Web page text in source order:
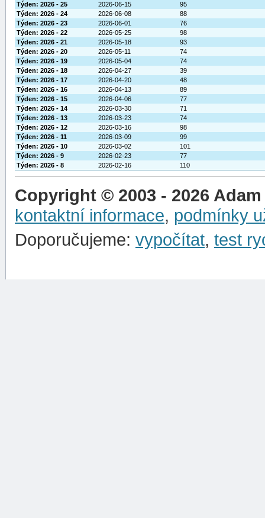
Týden: 2026 - 25
2026-06-15
95
Týden: 2026 - 24
2026-06-08
88
Týden: 2026 - 23
2026-06-01
76
Týden: 2026 - 22
2026-05-25
98
Týden: 2026 - 21
2026-05-18
93
Týden: 2026 - 20
2026-05-11
74
Týden: 2026 - 19
2026-05-04
74
Týden: 2026 - 18
2026-04-27
39
Týden: 2026 - 17
2026-04-20
48
Týden: 2026 - 16
2026-04-13
89
Týden: 2026 - 15
2026-04-06
77
Týden: 2026 - 14
2026-03-30
71
Týden: 2026 - 13
2026-03-23
74
Týden: 2026 - 12
2026-03-16
98
Týden: 2026 - 11
2026-03-09
99
Týden: 2026 - 10
2026-03-02
101
Týden: 2026 - 9
2026-02-23
77
Týden: 2026 - 8
2026-02-16 110
Copyright © 2003 - 2026
kontaktní informace, podmínky
Doporučujeme: vypočítat, test